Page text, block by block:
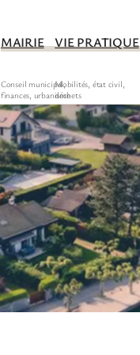
MAIRIE VIE PRATIQUE